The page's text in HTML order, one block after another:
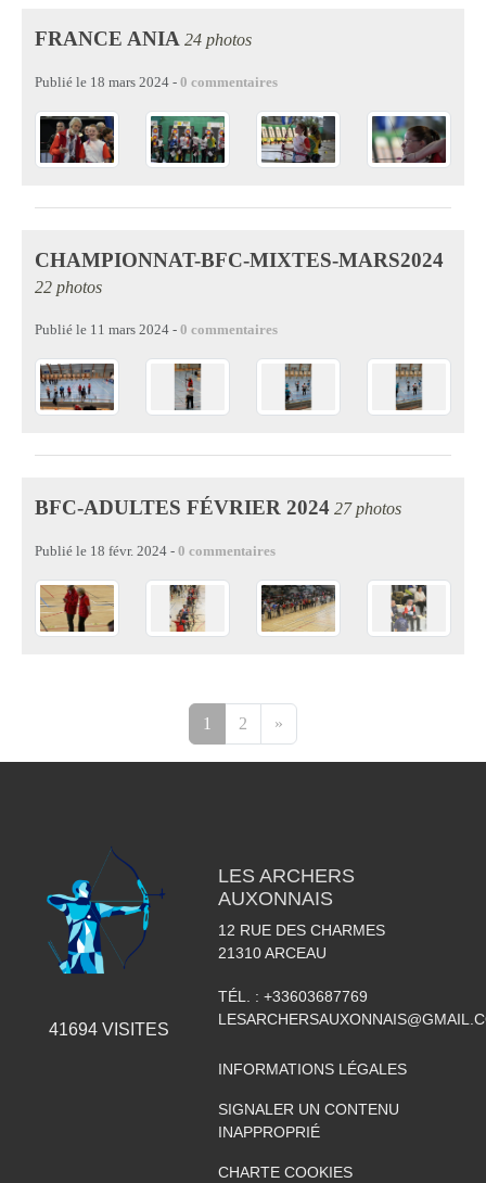
FRANCE ANIA 24 photos
Publié le 18 mars 2024 - 0 commentaires
CHAMPIONNAT-BFC-MIXTES-MARS2024
22 photos
Publié le 11 mars 2024 - 0 commentaires
BFC-ADULTES FÉVRIER 2024 27 photos
Publié le 18 févr. 2024 - 0 commentaires
1 2 »
41694VISITES
LES ARCHERS
AUXONNAIS
12 RUE DES CHARMES
21310 ARCEAU
TÉL. : +33603687769
INFORMATIONS LÉGALES
SIGNALER UN CONTENU
INAPPROPRIÉ
CHARTE COOKIES